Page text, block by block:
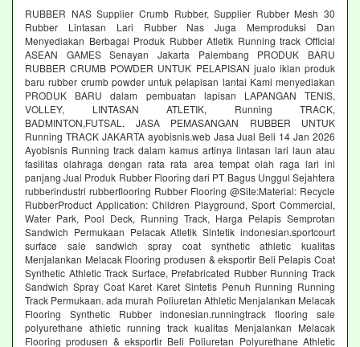
RUBBER NAS Supplier Crumb Rubber, Supplier Rubber Mesh 30
Rubber Lintasan Lari Rubber Nas Juga Memproduksi Dan
Menyediakan Berbagai Produk Rubber Atletik Running track Official
ASEAN GAMES Senayan Jakarta Palembang PRODUK BARU
RUBBER CRUMB POWDER UNTUK PELAPISAN jualo iklan produk
baru rubber crumb powder untuk pelapisan lantai Kami menyediakan
PRODUK BARU dalam pembuatan lapisan LAPANGAN TENIS,
VOLLEY, LINTASAN ATLETIK, Running TRACK,
BADMINTON,FUTSAL. JASA PEMASANGAN RUBBER UNTUK
Running TRACK JAKARTA ayobisnis.web Jasa Jual Beli 14 Jan 2026
Ayobisnis Running track dalam kamus artinya lintasan lari laun atau
fasilitas olahraga dengan rata rata area tempat olah raga lari ini
panjang Jual Produk Rubber Flooring dari PT Bagus Unggul Sejahtera
rubberindustri rubberflooring Rubber Flooring @Site:Material: Recycle
RubberProduct Application: Children Playground, Sport Commercial,
Water Park, Pool Deck, Running Track, Harga Pelapis Semprotan
Sandwich Permukaan Pelacak Atletik Sintetik indonesian.sportcourt
surface sale sandwich spray coat synthetic athletic kualitas
Menjalankan Melacak Flooring produsen & eksportir Beli Pelapis Coat
Synthetic Athletic Track Surface, Prefabricated Rubber Running Track
Sandwich Spray Coat Karet Karet Sintetis Penuh Running Running
Track Permukaan. ada murah Poliuretan Athletic Menjalankan Melacak
Flooring Synthetic Rubber indonesian.runningtrack flooring sale
polyurethane athletic running track kualitas Menjalankan Melacak
Flooring produsen & eksportir Beli Poliuretan Polyurethane Athletic